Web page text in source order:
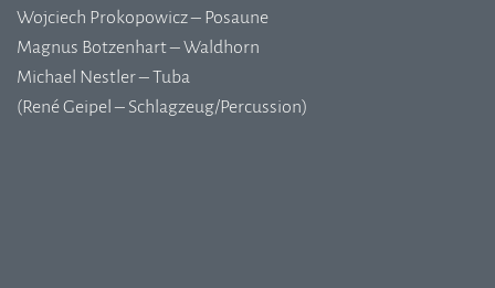
Wojciech Prokopowicz – Posaune
Magnus Botzenhart – Waldhorn
Michael Nestler – Tuba
(René Geipel – Schlagzeug/Percussion)